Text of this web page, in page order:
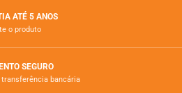
ATÉ 5 ANOS
o produto
SEGURO
transferência bancária